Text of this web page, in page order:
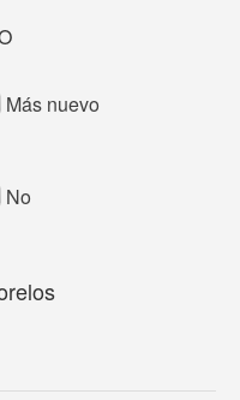
Más nuevo
No